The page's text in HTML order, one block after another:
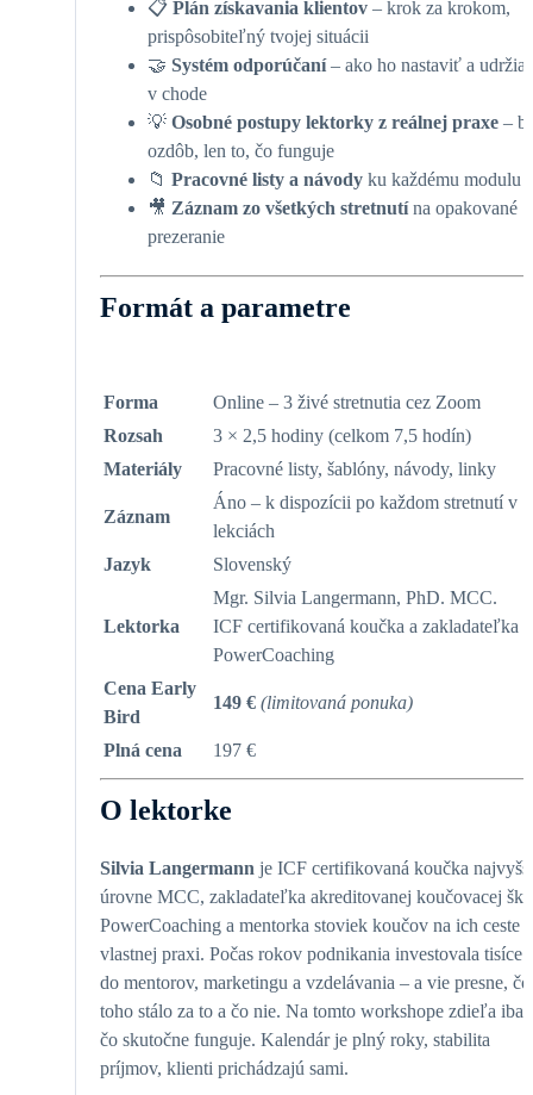
📋 Plán získavania klientov – krok za krokom,
prispôsobiteľný tvojej situácii
🤝 Systém odporúčaní– ako ho nastaviť a
v chode
💡 Osobné postupy lektorky z reálnej praxe –
ozdôb, len to, čo funguje
📁 Pracovné listy a návody ku každému modulu
🎥 Záznam zo všetkých stretnutína opakované
prezeranie
Formát a parametre
Forma
Online – 3 živé stretnutia cez Zoom
Rozsah
3 × 2,5 hodiny (celkom 7,5 hodín)
Materiály
Pracovné listy, šablóny, návody, linky
Záznam
Áno – k dispozícii po každom stretnutí v
lekciách
Jazyk
Slovenský
Lektorka
Mgr. Silvia Langermann, PhD. MCC.
ICF certifikovaná koučka a zakladateľka
PowerCoaching
Cena Early
Bird
149 € (limitovaná ponuka)
Plná cena 197 €
O lektorke
Silvia Langermann je ICF certifikovaná koučka
úrovne MCC, zakladateľka akreditovanej koučovacej
PowerCoaching a mentorka stoviek koučov na ich ceste k
vlastnej praxi. Počas rokov podnikania investovala tisíce
do mentorov, marketingu a vzdelávania – a vie presne,
toho stálo za to a čo nie. Na tomto workshope zdieľa iba
čo skutočne funguje. Kalendár je plný roky, stabilita
príjmov, klienti prichádzajú sami.